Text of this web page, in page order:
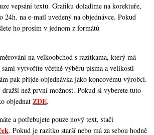
vepsání textu. Grafiku doladíme na korektuře,
24h. na e-mail uvedený na objednávce. Pokud
ho prosím v jednom z formátů
na velkoobchod s razítkama, který má
vytvoříte včetně výběru písma a velikosti
pak přijde objednávka jako koncovému výrobci.
než první možnost. Pokud si vyberete tuto
objednatZDE.
a potřebujete pouze nový text, stačí
. Pokud je razítko starší nebo má za sebou hodně